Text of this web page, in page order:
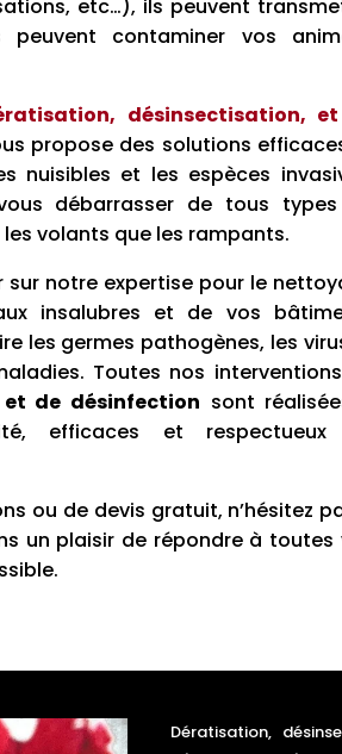
etc…), ils peuvent
peuvent contaminer vos
désinsectisation,
propose des solutions
nuisibles et les espèces
débarrasser de tous
volants que les rampants.
notre expertise pour le
insalubres et de vos
les germes pathogènes, les
Toutes nos
de désinfection sont
efficaces et respectueux
ou de devis gratuit, n’hésitez
un plaisir de répondre à toutes
Dératisation,